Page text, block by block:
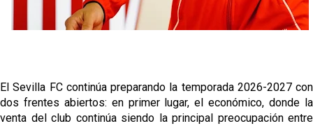
El Sevilla FC continúa preparando la temporada 2026-2027 con
dos frentes abiertos: en primer lugar, el económico, donde la
venta del club continúa siendo la principal preocupación entre